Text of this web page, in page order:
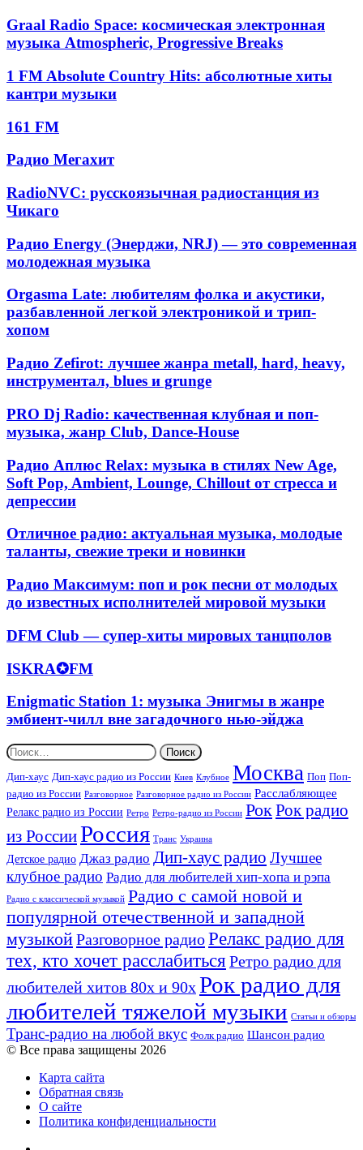
“New
Age”.
Для
и
релаксации
США,
играет
House,
Dark
Progressive,
Techno
Graal
Space:
электронная
музыка
Progressive
Graal Radio Space: космическая электронная
музыка Atmospheric, Progressive Breaks
1
Absolute
Hits:
хиты
музыки
1 FM Absolute Country Hits: абсолютные хиты
кантри музыки
161
161 FM
Радио
Мегахит
Радио Мегахит
RadioNVC:
русскоязычная
радиостанция
Чикаго
RadioNVC: русскоязычная радиостанция из
Чикаго
Радио
Energy
(Энерджи,
—
это
современная
музыка
Радио Energy (Энерджи, NRJ) — это современная
молодежная музыка
Orgasma
Late:
любителям
фолка
акустики,
разбавленной
электроникой
и
трип-
Orgasma Late: любителям фолка и акустики,
разбавленной легкой электроникой и трип-
хопом
Радио
Zefirot:
лучшее
metall,
hard,
инструментал,
blues
и
grunge
Радио Zefirot: лучшее жанра metall, hard, heavy,
инструментал, blues и grunge
PRO
Radio:
клубная
и
поп-
музыка,
жанр
Club,
Dance-
PRO Dj Radio: качественная клубная и поп-
музыка, жанр Club, Dance-House
Радио
Аплюс
Relax:
музыка
стилях
New
Soft
Pop,
Ambient,
Chillout
стресса
депрессии
Радио Аплюс Relax: музыка в стилях New Age,
Soft Pop, Ambient, Lounge, Chillout от стресса и
депрессии
Отличное
актуальная
молодые
таланты,
треки
новинки
Отличное радио: актуальная музыка, молодые
таланты, свежие треки и новинки
Радио
Максимум:
поп
рок
от
до
известных
исполнителей
мировой
музыки
Радио Максимум: поп и рок песни от молодых
до известных исполнителей мировой музыки
DFM
—
супер-
мировых
танцполов
DFM Club — супер-хиты мировых танцполов
ISKRA✪FM
ISKRA✪FM
Enigmatic
Station
1:
музыка
Энигмы
в
жанре
эмбиент-
чилл
загадочного
нью-
эйджа
Enigmatic Station 1: музыка Энигмы в жанре
эмбиент-чилл вне загадочного нью-эйджа
Найти:
Дип-хаус Дип-хаус радио из России Киев Клубное Москва Поп Поп-
радио из России Разговорное Разговорное радио из России Расслабляющее
Релакс радио из России Ретро Ретро-радио из России РокРок радио
из РоссииРоссия Транс Украина
Детское радио Джаз радио Дип-хаус радио Лучшее
клубное радио Радио для любителей хип-хопа и рэпа
Радио с классической музыкой Радио с самой новой и
популярной отечественной и западной
музыкойРазговорное радиоРелакс радио для
тех, кто хочет расслабиться Ретро радио для
любителей хитов 80х и 90хРок радио для
любителей тяжелой музыки Статьи и обзоры
Транс-радио на любой вкус Фолк радио Шансон радио
© Все права защищены 2026
Карта сайта
Обратная связь
О сайте
Политика конфиденциальности